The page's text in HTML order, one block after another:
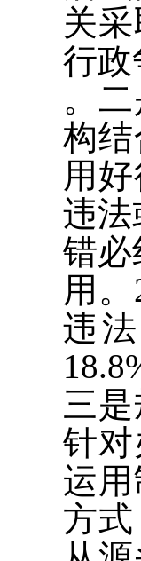
关
行政
。
构
用
违
错
用
违
三
针
运
方